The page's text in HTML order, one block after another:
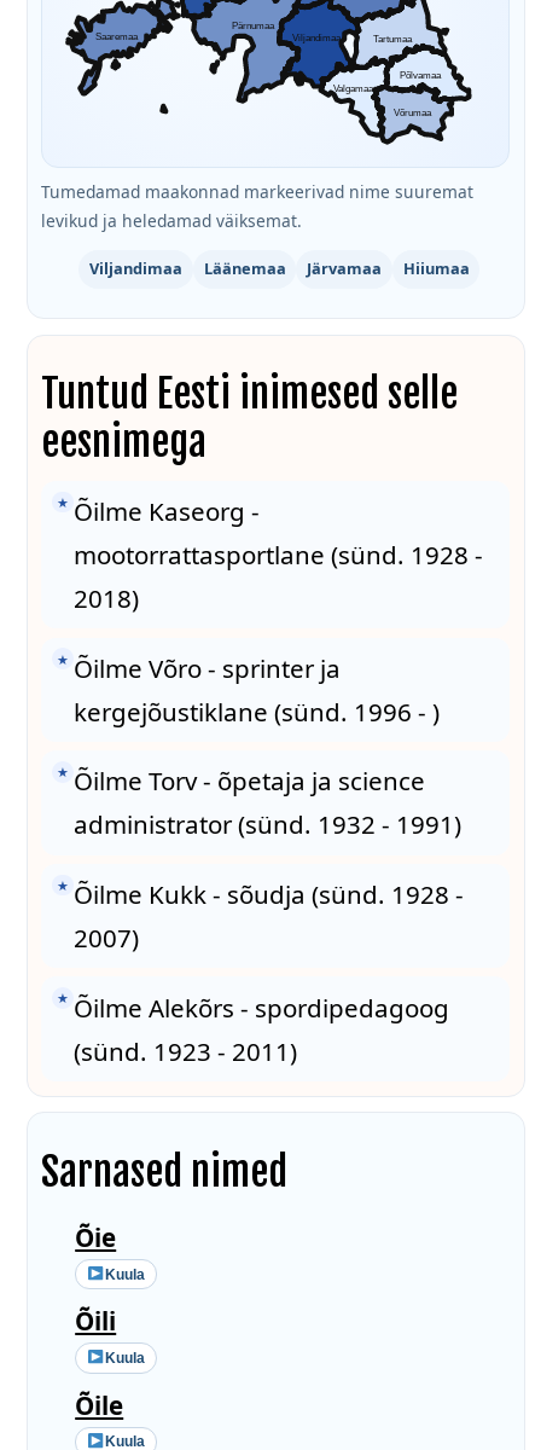
Saaremaa
Pärnumaa
Viljandimaa
Tartumaa
Põlvamaa
Võrumaa
Valgamaa
Tumedamad maakonnad markeerivad nime suuremat
levikud ja heledamad väiksemat.
Viljandimaa Läänemaa Järvamaa Hiiumaa
Tuntud Eesti inimesed selle
eesnimega
★ Õilme Kaseorg -
mootorrattasportlane (sünd. 1928 -
2018)
★ Õilme Võro - sprinter ja
kergejõustiklane (sünd. 1996 - )
★ Õilme Torv - õpetaja ja science
administrator (sünd. 1932 - 1991)
★ Õilme Kukk - sõudja (sünd. 1928 -
2007)
★ Õilme Alekõrs - spordipedagoog
(sünd. 1923 - 2011)
Sarnased nimed
Õie
Kuula
Õili
Kuula
Õile
Kuula